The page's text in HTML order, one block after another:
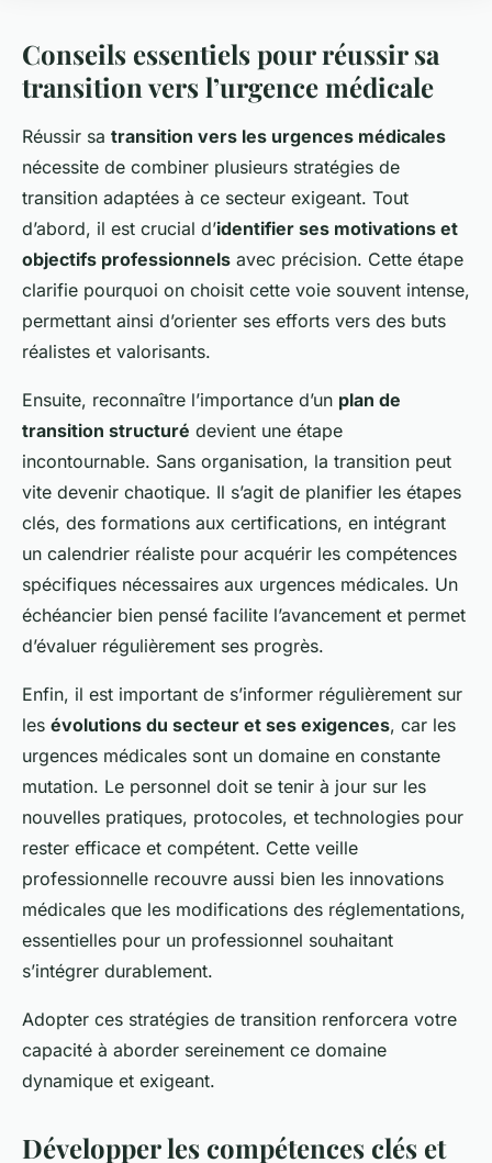
Conseils essentiels pour réussir sa
transition vers l’urgence médicale
Réussir sa transition vers les urgences médicales
nécessite de combiner plusieurs stratégies de
transition adaptées à ce secteur exigeant. Tout
d’abord, il est crucial d’identifier ses motivations et
objectifs professionnels avec précision. Cette étape
clarifie pourquoi on choisit cette voie souvent intense,
permettant ainsi d’orienter ses efforts vers des buts
réalistes et valorisants.
Ensuite, reconnaître l’importance d’un plan de
transition structuré devient une étape
incontournable. Sans organisation, la transition peut
vite devenir chaotique. Il s’agit de planifier les étapes
clés, des formations aux certifications, en intégrant
un calendrier réaliste pour acquérir les compétences
spécifiques nécessaires aux urgences médicales. Un
échéancier bien pensé facilite l’avancement et permet
d’évaluer régulièrement ses progrès.
Enfin, il est important de s’informer régulièrement sur
les évolutions du secteur et ses exigences, car les
urgences médicales sont un domaine en constante
mutation. Le personnel doit se tenir à jour sur les
nouvelles pratiques, protocoles, et technologies pour
rester efficace et compétent. Cette veille
professionnelle recouvre aussi bien les innovations
médicales que les modifications des réglementations,
essentielles pour un professionnel souhaitant
s’intégrer durablement.
Adopter ces stratégies de transition renforcera votre
capacité à aborder sereinement ce domaine
dynamique et exigeant.
Développer les compétences clés et